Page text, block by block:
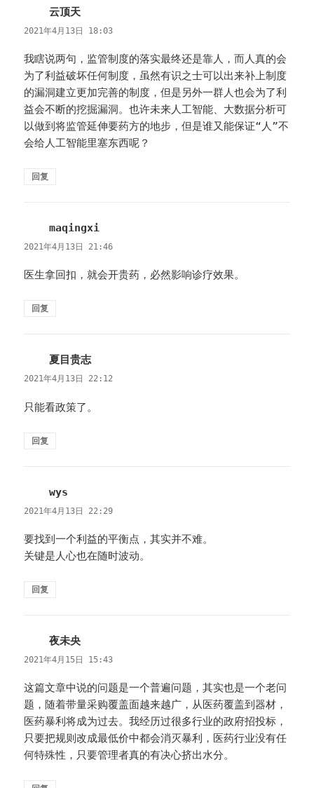
云顶天
道：
2021年4月13日 18:03
我瞎说两句，监管制度的落实最终还是靠人，而人真的会
为了利益破坏任何制度，虽然有识之士可以出来补上制度
的漏洞建立更加完善的制度，但是另外一群人也会为了利
益会不断的挖掘漏洞。也许未来人工智能、大数据分析可
以做到将监管延伸要药方的地步，但是谁又能保证“人”不
会给人工智能里塞东西呢？
回复
maqingxi
道：
2021年4月13日 21:46
医生拿回扣，就会开贵药，必然影响诊疗效果。
回复
夏目贵志说
道：
2021年4月13日 22:12
只能看政策了。
回复
wys
道：
2021年4月13日 22:29
要找到一个利益的平衡点，其实并不难。
关键是人心也在随时波动。
回复
夜未央
道：
2021年4月15日 15:43
这篇文章中说的问题是一个普遍问题，其实也是一个老问
题，随着带量采购覆盖面越来越广，从医药覆盖到器材，
医药暴利将成为过去。我经历过很多行业的政府招投标，
只要把规则改成最低价中都会消灭暴利，医药行业没有任
何特殊性，只要管理者真的有决心挤出水分。